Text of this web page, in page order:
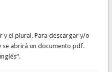
y el plural. Para descargar y/o
se abrirá un documento pdf.